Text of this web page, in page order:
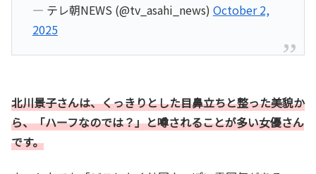
— テレ朝NEWS (@tv_asahi_news) October 2,
2025
北川景子さんは、くっきりとした目鼻立ちと整った美貌か
ら、「ハーフなのでは？」と噂されることが多い女優さん
です。